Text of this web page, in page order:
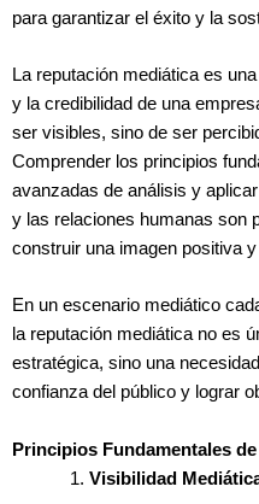
para garantizar el éxito y la
La reputación mediática es
y la credibilidad de una
ser visibles, sino de ser
Comprender los principios
avanzadas de análisis y
y las relaciones humanas son
construir una imagen positiva
En un escenario mediático
la reputación mediática no es
estratégica, sino una
confianza del público y lograr
Principios Fundamentales
Visibilidad